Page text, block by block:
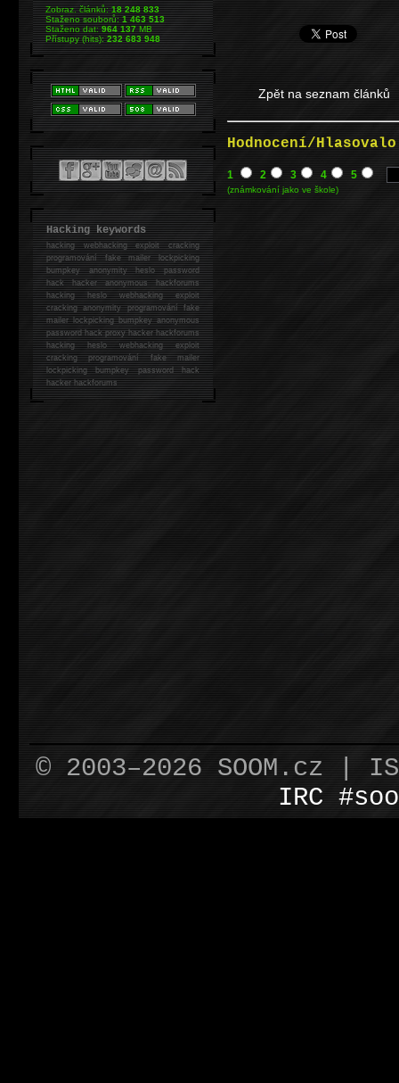
Zpět na seznam článků
Hodnocení/
1 2 3 4 5
(známkování jako ve škole)
Zobraz. článků:18 248 833
Staženo souborů:1 463 513
Staženo dat:964 137MB
Přístupy (hits):232 683 948
Hacking keywords
hackingwebhacking exploit cracking
programování fake mailer lockpicking
bumpkey anonymity heslo password
hackhacker anonymous hackforums
hackingheslo webhacking exploit
cracking anonymity programování fake
mailer lockpicking bumpkey anonymous
password hack proxy hacker hackforums
hacking heslo webhacking exploit
cracking programování fake mailer
lockpicking bumpkey password hack
hackerhackforums
© 2003–2026 SOOM.cz |
IRC